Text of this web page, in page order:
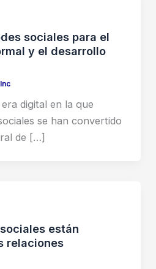
sociales para el
y el desarrollo
digital en la que
se han convertido
de […]
están
relaciones